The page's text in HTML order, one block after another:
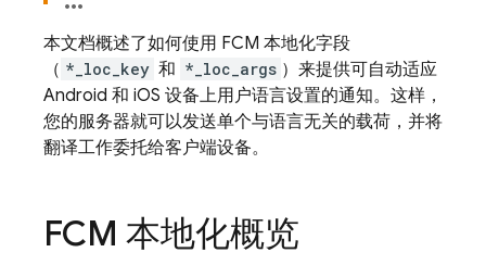
本文档概述了如何使用 FCM 本地化字段
（ *_loc_key 和 *_loc_args ）来提供可自动适应
Android 和 iOS 设备上用户语言设置的通知。这样，
您的服务器就可以发送单个与语言无关的载荷，并将
翻译工作委托给客户端设备。
FCM 本地化概览